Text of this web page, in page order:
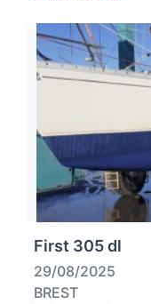
First 305 dl
29/08/2025
BREST